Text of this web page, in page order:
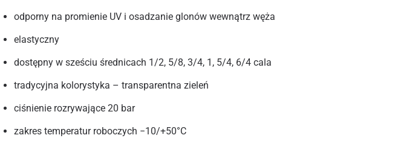
odporny na promienie UV i osadzanie glonów wewnątrz węża
elastyczny
dostępny w sześciu średnicach 1/2, 5/8, 3/4, 1, 5/4, 6/4 cala
tradycyjna kolorystyka – transparentna zieleń
ciśnienie rozrywające 20 bar
zakres temperatur roboczych −10/+50°С